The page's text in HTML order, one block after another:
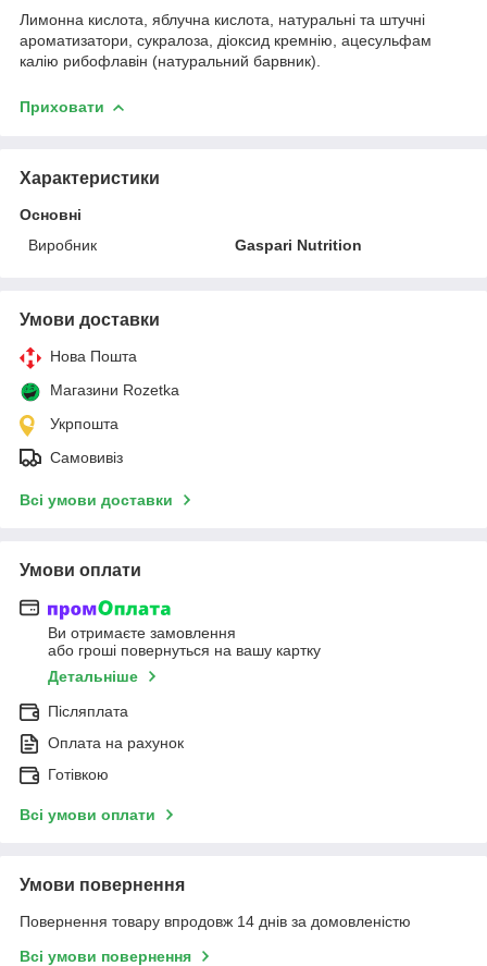
Лимонна кислота, яблучна кислота, натуральні та штучні
ароматизатори, сукралоза, діоксид кремнію, ацесульфам
калію рибофлавін (натуральний барвник).
Приховати
Характеристики
Основні
Виробник
Gaspari Nutrition
Умови доставки
Нова Пошта
Магазини Rozetka
Укрпошта
Самовивіз
Всі умови доставки
Умови оплати
Ви отримаєте замовлення
або гроші повернуться на вашу картку
Детальніше
Післяплата
Оплата на рахунок
Готівкою
Всі умови оплати
Умови повернення
Повернення товару впродовж 14 днів за домовленістю
Всі умови повернення